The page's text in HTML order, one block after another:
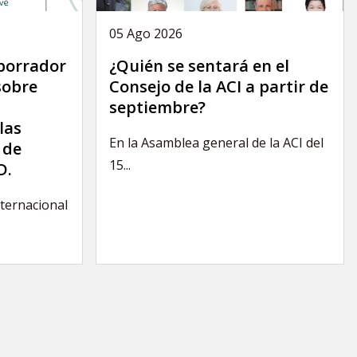
05 Ago 2026
¿Quién se sentará en el
Consejo de la ACI a partir de
septiembre?
En la Asamblea general de la ACI del
15...